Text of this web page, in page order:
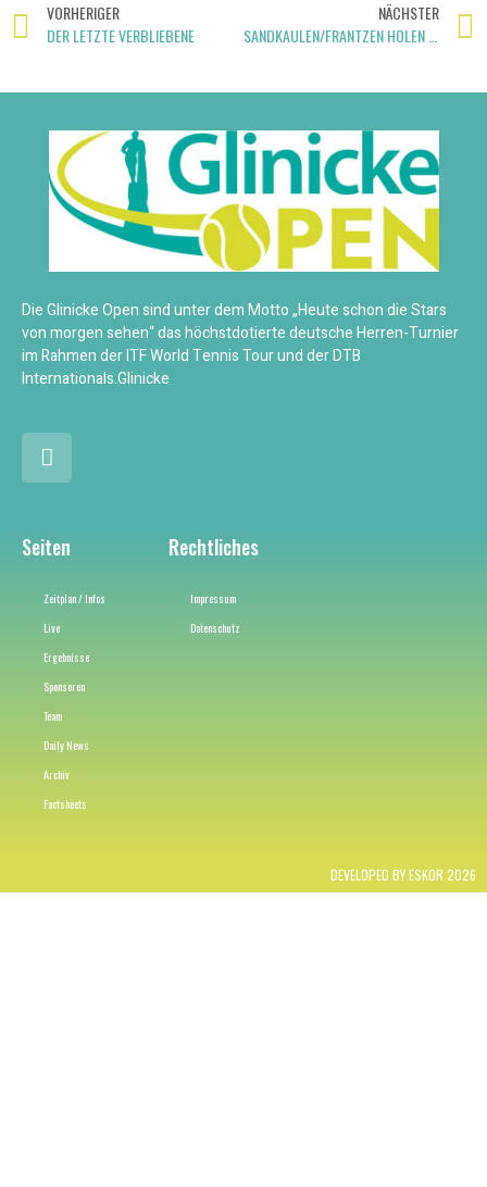
VORHERIGER
DER LETZTE VERBLIEBENE
NÄCHSTER
Die Glinicke Open sind unter dem Motto „Heute schon die Stars
von morgen sehen“ das höchstdotierte deutsche Herren-Turnier
im Rahmen der ITF World Tennis Tour und der DTB
Internationals.Glinicke
Seiten
Zeitplan / Infos
Live
Ergebnisse
Sponsoren
Team
Daily News
Archiv
Factsheets
Rechtliches
Impressum
Datenschutz
DEVELOPED BY ESKOR 2026